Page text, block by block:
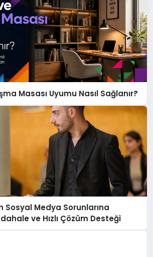
Masası Uyumu Nasıl Sağlanır?
Sosyal Medya Sorunlarına
ve Hızlı Çözüm Desteği